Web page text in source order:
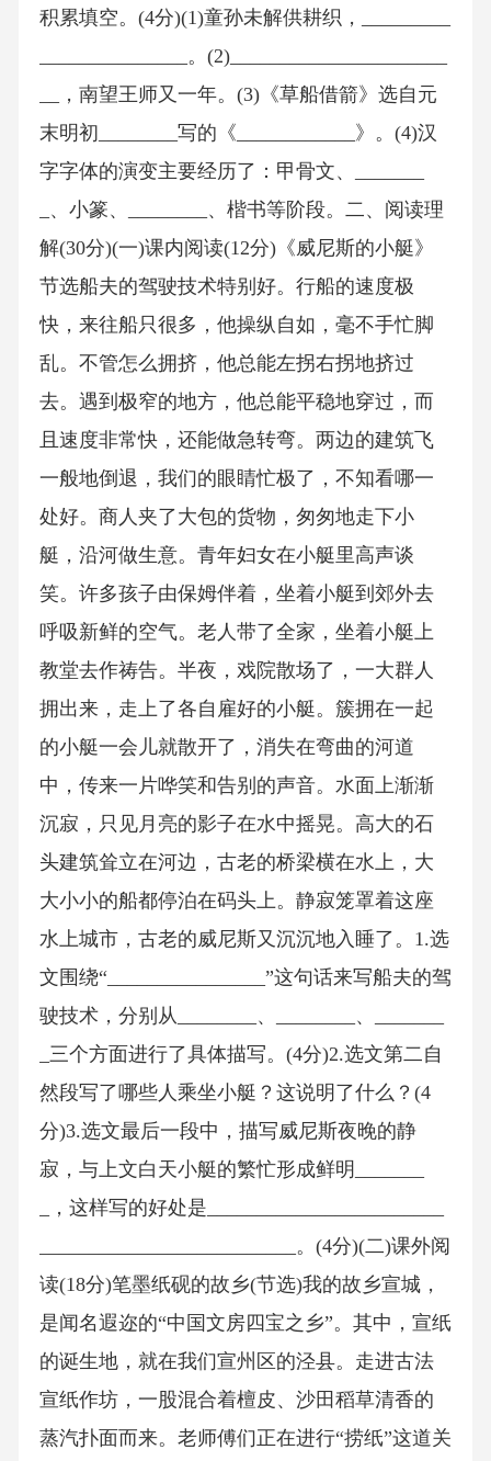
积累填空。(4分)(1)童孙未解供耕织，_________
_______________。(2)______________________
__，南望王师又一年。(3)《草船借箭》选自元
末明初________写的《____________》。(4)汉
字字体的演变主要经历了：甲骨文、_______
_、小篆、________、楷书等阶段。二、阅读理
解(30分)(一)课内阅读(12分)《威尼斯的小艇》
节选船夫的驾驶技术特别好。行船的速度极
快，来往船只很多，他操纵自如，毫不手忙脚
乱。不管怎么拥挤，他总能左拐右拐地挤过
去。遇到极窄的地方，他总能平稳地穿过，而
且速度非常快，还能做急转弯。两边的建筑飞
一般地倒退，我们的眼睛忙极了，不知看哪一
处好。商人夹了大包的货物，匆匆地走下小
艇，沿河做生意。青年妇女在小艇里高声谈
笑。许多孩子由保姆伴着，坐着小艇到郊外去
呼吸新鲜的空气。老人带了全家，坐着小艇上
教堂去作祷告。半夜，戏院散场了，一大群人
拥出来，走上了各自雇好的小艇。簇拥在一起
的小艇一会儿就散开了，消失在弯曲的河道
中，传来一片哗笑和告别的声音。水面上渐渐
沉寂，只见月亮的影子在水中摇晃。高大的石
头建筑耸立在河边，古老的桥梁横在水上，大
大小小的船都停泊在码头上。静寂笼罩着这座
水上城市，古老的威尼斯又沉沉地入睡了。1.选
文围绕“________________”这句话来写船夫的驾
驶技术，分别从________、________、_______
_三个方面进行了具体描写。(4分)2.选文第二自
然段写了哪些人乘坐小艇？这说明了什么？(4
分)3.选文最后一段中，描写威尼斯夜晚的静
寂，与上文白天小艇的繁忙形成鲜明_______
_，这样写的好处是________________________
__________________________。(4分)(二)课外阅
读(18分)笔墨纸砚的故乡(节选)我的故乡宣城，
是闻名遐迩的“中国文房四宝之乡”。其中，宣纸
的诞生地，就在我们宣州区的泾县。走进古法
宣纸作坊，一股混合着檀皮、沙田稻草清香的
蒸汽扑面而来。老师傅们正在进行“捞纸”这道关